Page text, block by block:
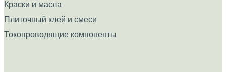
Краски и масла
Плиточный клей и смеси
Токопроводящие компоненты